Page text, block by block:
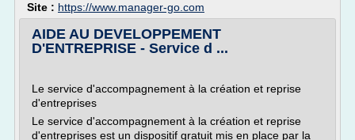
Site : https://www.manager-go.com
AIDE AU DEVELOPPEMENT
D'ENTREPRISE - Service d ...
Le service d'accompagnement à la création et reprise
d'entreprises
Le service d'accompagnement à la création et reprise
d'entreprises est un dispositif gratuit mis en place par la